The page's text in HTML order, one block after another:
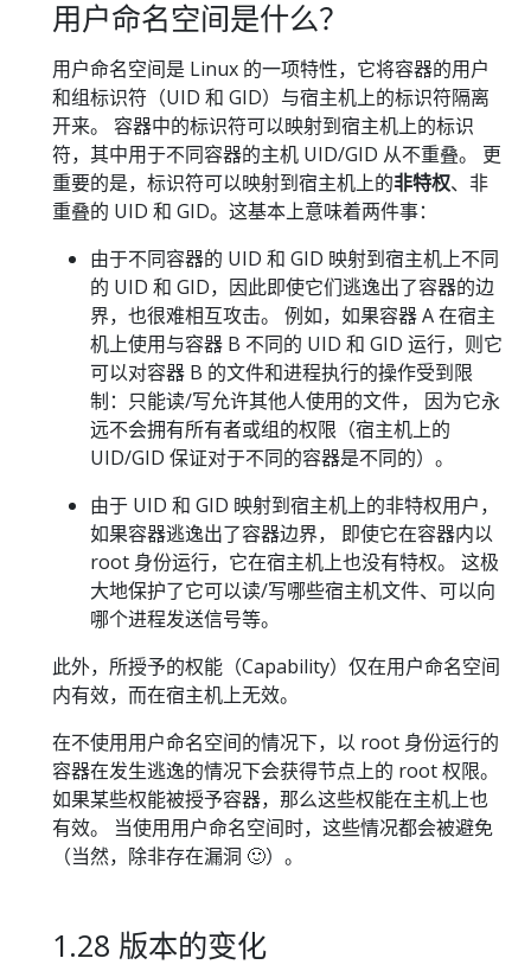
用户命名空间是什么？
用户命名空间是 Linux 的一项特性，它将容器的用户
和组标识符（UID 和 GID）与宿主机上的标识符隔离
开来。 容器中的标识符可以映射到宿主机上的标识
符，其中用于不同容器的主机 UID/GID 从不重叠。 更
重要的是，标识符可以映射到宿主机上的非特权、非
重叠的 UID 和 GID。这基本上意味着两件事：
由于不同容器的 UID 和 GID 映射到宿主机上不同
的 UID 和 GID，因此即使它们逃逸出了容器的边
界，也很难相互攻击。 例如，如果容器 A 在宿主
机上使用与容器 B 不同的 UID 和 GID 运行，则它
可以对容器 B 的文件和进程执行的操作受到限
制：只能读/写允许其他人使用的文件， 因为它永
远不会拥有所有者或组的权限（宿主机上的
UID/GID 保证对于不同的容器是不同的）。
由于 UID 和 GID 映射到宿主机上的非特权用户，
如果容器逃逸出了容器边界， 即使它在容器内以
root 身份运行，它在宿主机上也没有特权。 这极
大地保护了它可以读/写哪些宿主机文件、可以向
哪个进程发送信号等。
此外，所授予的权能（Capability）仅在用户命名空间
内有效，而在宿主机上无效。
在不使用用户命名空间的情况下，以 root 身份运行的
容器在发生逃逸的情况下会获得节点上的 root 权限。
如果某些权能被授予容器，那么这些权能在主机上也
有效。 当使用用户命名空间时，这些情况都会被避免
（当然，除非存在漏洞 🙂）。
1.28 版本的变化